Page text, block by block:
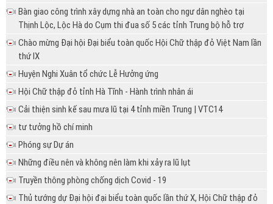
Bàn giao công trình xây dựng nhà an toàn cho ngư dân nghèo tại
Thịnh Lộc, Lộc Hà do Cụm thi đua số 5 các tỉnh Trung bộ hỗ trợ
Chào mừng Đại hội Đại biểu toàn quốc Hội Chữ thập đỏ Việt Nam lần
thứ IX
Huyện Nghi Xuân tổ chức Lễ Hưởng ứng
Hội Chữ thập đỏ tỉnh Hà Tĩnh - Hành trình nhân ái
Cải thiện sinh kế sau mưa lũ tại 4 tỉnh miền Trung | VTC14
tư tưởng hồ chí minh
Phóng sự Dự án
Những điều nên và không nên làm khi xảy ra lũ lụt
Truyền thông phòng chống dịch Covid - 19
Thủ tướng dự Đại hội đại biểu toàn quốc lần thứ X, Hội Chữ thập đỏ